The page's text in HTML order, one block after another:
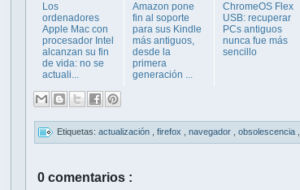
Los
ordenadores
Apple Mac con
procesador Intel
alcanzan su fin
de vida: no se
actuali...
Amazon pone
fin al soporte
para sus Kindle
más antiguos,
desde la
primera
generación ...
ChromeOS Flex
USB: recuperar
PCs antiguos
nunca fue más
sencillo
Etiquetas: actualización firefox navegador obsolescencia
0 comentarios :